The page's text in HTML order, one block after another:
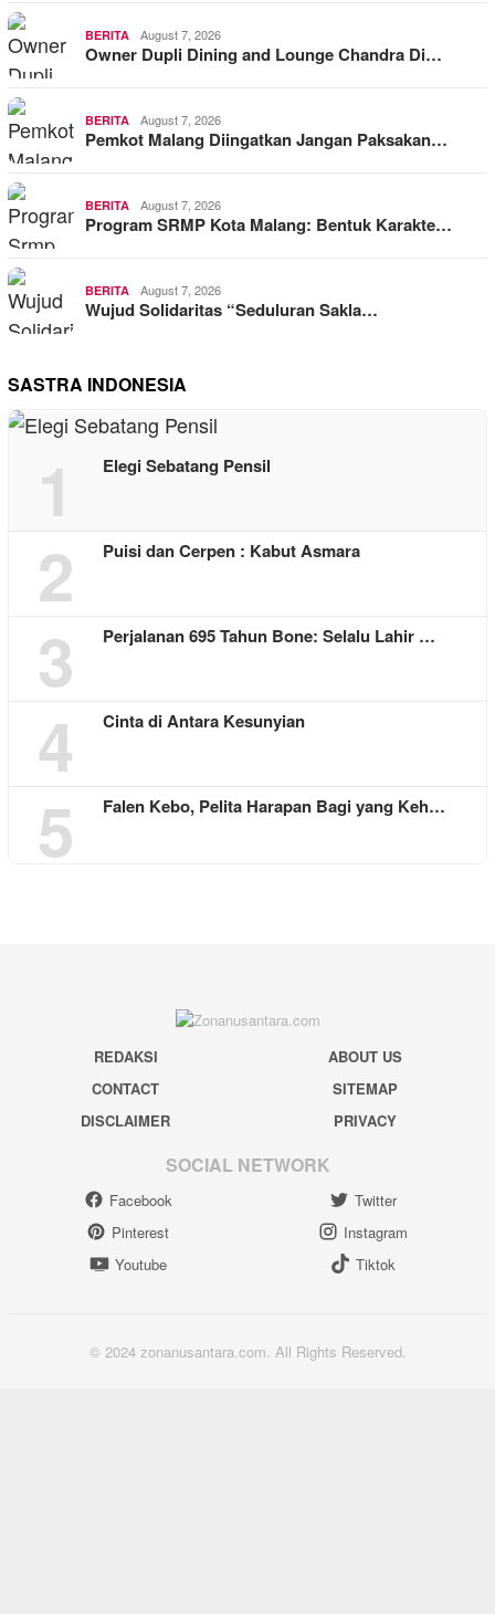
BERITA August 7, 2026
Owner Dupli Dining and Lounge Chandra Di…
BERITA August 7, 2026
Pemkot Malang Diingatkan Jangan Paksakan…
BERITA August 7, 2026
Program SRMP Kota Malang: Bentuk Karakte…
BERITA August 7, 2026
Wujud Solidaritas “Seduluran Sakla…
SASTRA INDONESIA
1 Elegi Sebatang Pensil
2 Puisi dan Cerpen : Kabut Asmara
3 Perjalanan 695 Tahun Bone: Selalu Lahir …
4 Cinta di Antara Kesunyian
5 Falen Kebo, Pelita Harapan Bagi yang Keh…
REDAKSI
ABOUT US
CONTACT
SITEMAP
DISCLAIMER
PRIVACY
SOCIAL NETWORK
Facebook
Twitter
Pinterest
Instagram
Youtube
Tiktok
© 2024 zonanusantara.com. All Rights Reserved.